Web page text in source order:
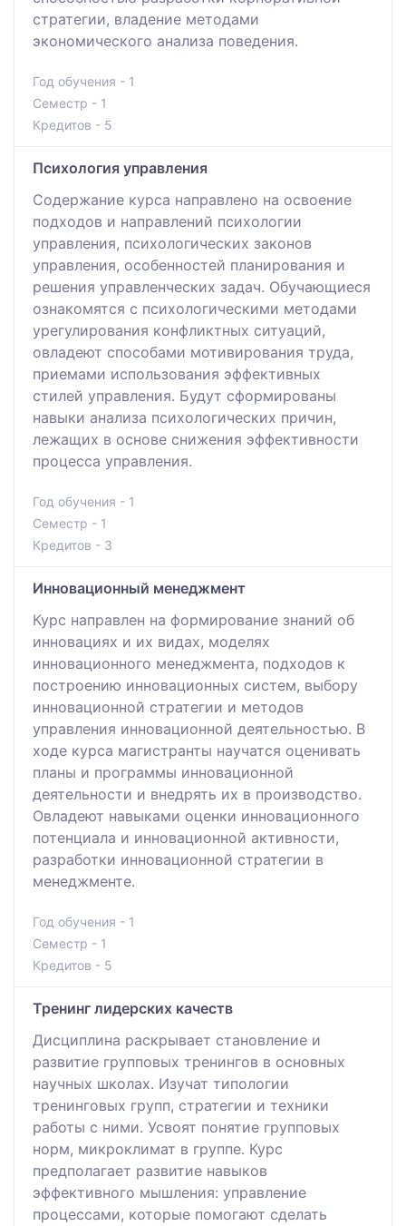
стратегии, владение методами
экономического анализа поведения.
Год обучения - 1
Семестр - 1
Кредитов - 5
Психология управления
Содержание курса направлено на освоение
подходов и направлений психологии
управления, психологических законов
управления, особенностей планирования и
решения управленческих задач. Обучающиеся
ознакомятся с психологическими методами
урегулирования конфликтных ситуаций,
овладеют способами мотивирования труда,
приемами использования эффективных
стилей управления. Будут сформированы
навыки анализа психологических причин,
лежащих в основе снижения эффективности
процесса управления.
Год обучения - 1
Семестр - 1
Кредитов - 3
Инновационный менеджмент
Курс направлен на формирование знаний об
инновациях и их видах, моделях
инновационного менеджмента, подходов к
построению инновационных систем, выбору
инновационной стратегии и методов
управления инновационной деятельностью. В
ходе курса магистранты научатся оценивать
планы и программы инновационной
деятельности и внедрять их в производство.
Овладеют навыками оценки инновационного
потенциала и инновационной активности,
разработки инновационной стратегии в
менеджменте.
Год обучения - 1
Семестр - 1
Кредитов - 5
Тренинг лидерских качеств
Дисциплина раскрывает становление и
развитие групповых тренингов в основных
научных школах. Изучат типологии
тренинговых групп, стратегии и техники
работы с ними. Усвоят понятие групповых
норм, микроклимат в группе. Курс
предполагает развитие навыков
эффективного мышления: управление
процессами, которые помогают сделать